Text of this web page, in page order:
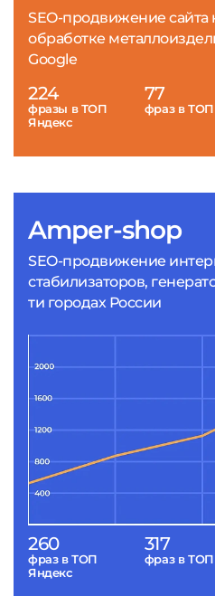
Amper-shop
SEO-продвижение
стабилизаторов,
ти городах России
260
фраз в ТОП
Яндекс
317
фраз в ТОП
SEO-продвижение
обработке
Google
224
фразы в ТОП
Яндекс
77
фраз в ТОП